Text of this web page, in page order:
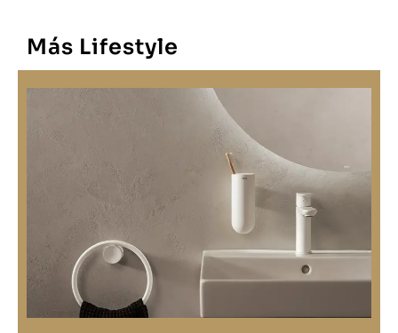
Más Lifestyle